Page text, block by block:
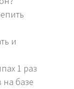
и
1 раз
на базе